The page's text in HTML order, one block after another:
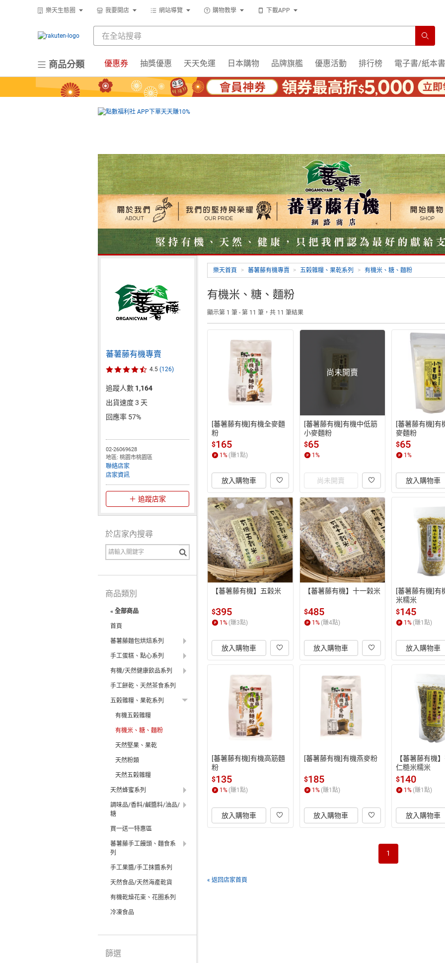
樂天生態圈 我要開店 網站導覽 購物教學 下載APP
商品分類 優惠券 抽獎優惠 天天免運 日本購物 品牌旗艦 優惠活動 排行榜 電子書/紙本書
樂天首頁 > 蕃薯藤有機專賣 > 五榖雜糧、果乾系列 > 有機米、糖、麵粉
有機米、糖、麵粉
顯示第 1 筆 - 第 11 筆，共 11 筆結果
[蕃薯藤有機]有機全麥麵
粉
$165
1% (賺1點)
放入購物車
尚未開賣
[蕃薯藤有機]有機中低筋
小麥麵粉
$65
1%
尚未開賣
[蕃薯藤有機]有
麥麵粉
$65
1%
放入購物車
【蕃薯藤有機】五榖米
$395
1% (賺3點)
放入購物車
【蕃薯藤有機】十一榖米
$485
1% (賺4點)
放入購物車
[蕃薯藤有機]有
米糯米
$145
1% (賺1點)
放入購物車
[蕃薯藤有機]有機高筋麵
粉
$135
1% (賺1點)
放入購物車
[蕃薯藤有機]有機燕麥粉
$185
1% (賺1點)
放入購物車
【蕃薯藤有機
仁糙米糯米
$140
1% (賺1點)
放入購物車
1
« 返回店家首頁
蕃薯藤有機專賣
4.5 (126)
追蹤人數 1,164
出貨速度 3 天
回應率 57%
02-26069628
地區: 桃園市桃園區
聯絡店家
店家資訊
追蹤店家
於店家內搜尋
商品類別
« 全部商品
首頁
蕃薯藤麵包烘焙系列
手工蛋糕、點心系列
有機/天然健康飲品系列
手工餅乾、天然茶食系列
五榖雜糧、果乾系列
有機五榖雜糧
有機米、糖、麵粉
天然堅果、果乾
天然粉類
天然五榖雜糧
天然蜂蜜系列
調味品/香料/鹹醬料/油品/
糖
買一送一特惠區
蕃薯藤手工饅頭、麵食系
列
手工果醬/手工抹醬系列
天然食品/天然海產乾貨
有機乾燥花束、花圈系列
冷凍食品
篩選